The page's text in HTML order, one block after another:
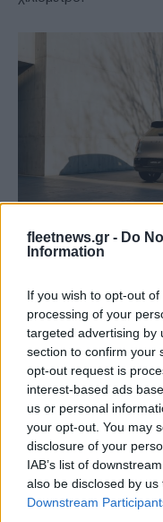
fleetnews.gr - Do
Information
If you wish to opt-out
processing of your
targeted advertising by
section to confirm your
opt-out request is
interest-based ads
us or personal
your opt-out. You may
disclosure of your
IAB’s list of
also be disclosed by
Downstream
σημασία
ΤοAION UT
εγκαταστάσεις της
στρατηγική παρουσία
επιλογή τοπικής
στρατηγικής «Rooted
διασφαλίζοντας υψηλά
καθώς και καλύτερη
των Ευρωπαίων